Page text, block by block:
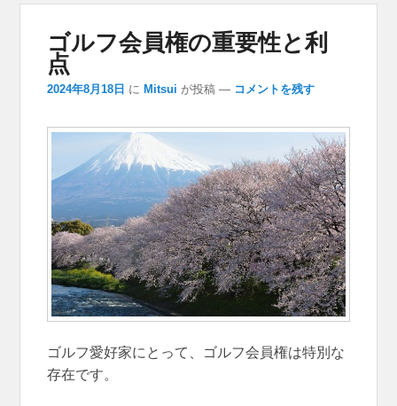
ゴルフ会員権の重要性と利
点
2024年8月18日 に Mitsui が投稿 — コメントを残す
ゴルフ愛好家にとって、ゴルフ会員権は特別な
存在です。